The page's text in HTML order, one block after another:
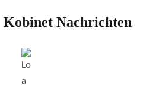
Kobinet Nachrichten